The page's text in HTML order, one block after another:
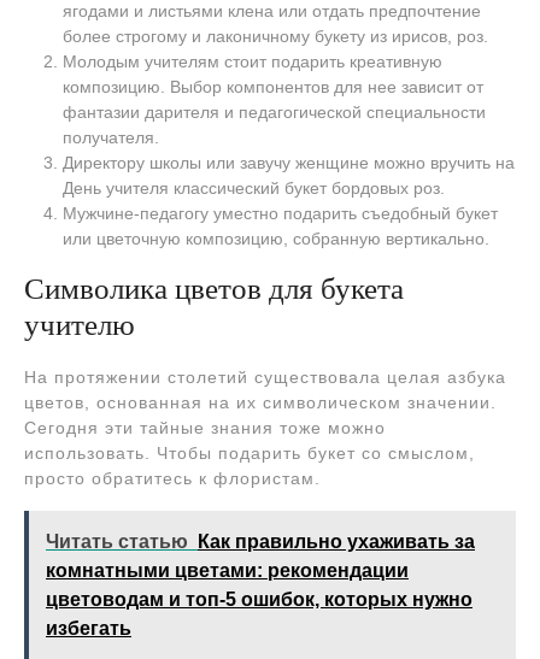
ягодами и листьями клена или отдать предпочтение
более строгому и лаконичному букету из ирисов, роз.
Молодым учителям стоит подарить креативную
композицию. Выбор компонентов для нее зависит от
фантазии дарителя и педагогической специальности
получателя.
Директору школы или завучу женщине можно вручить на
День учителя классический букет бордовых роз.
Мужчине-педагогу уместно подарить съедобный букет
или цветочную композицию, собранную вертикально.
Символика цветов для букета
учителю
На протяжении столетий существовала целая азбука
цветов, основанная на их символическом значении.
Сегодня эти тайные знания тоже можно
использовать. Чтобы подарить букет со смыслом,
просто обратитесь к флористам.
Читать статью
Как правильно ухаживать за
комнатными цветами: рекомендации
цветоводам и топ-5 ошибок, которых нужно
избегать